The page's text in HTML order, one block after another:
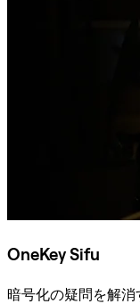
OneKey Sifu
暗号化の疑問を解消